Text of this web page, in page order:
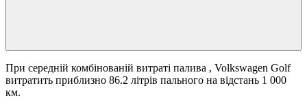
При середній комбінованій витраті палива , Volkswagen Golf
витратить приблизно 86.2 літрів пального на відстань 1 000
км.